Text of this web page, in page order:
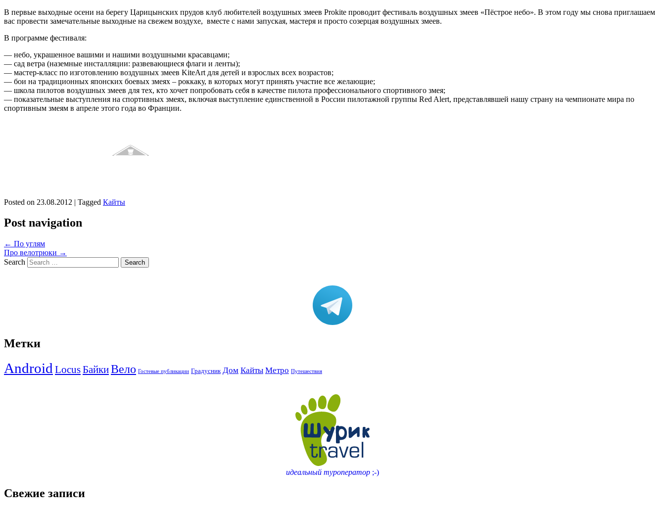
В первые выходные осени на берегу Царицынских прудов клуб любителей воздушных змеев Prokite проводит фестиваль воздушных змеев «Пёстрое небо». В этом году мы снова приглашаем
вас провести замечательные выходные на свежем воздухе, вместе с нами запуская, мастеря и просто созерцая воздушных змеев.
В программе фестиваля:
— небо, украшенное вашими и нашими воздушными красавцами;
— сад ветра (наземные инсталляции: развевающиеся флаги и ленты);
— мастер-класс по изготовлению воздушных змеев KiteArt для детей и взрослых всех возрастов;
— бои на традиционных японских боевых змеях – роккаку, в которых могут принять участие все желающие;
— школа пилотов воздушных змеев для тех, кто хочет попробовать себя в качестве пилота профессионального спортивного змея;
— показательные выступления на спортивных змеях, включая выступление единственной в России пилотажной группы Red Alert, представлявшей нашу страну на чемпионате мира по
спортивным змеям в апреле этого года во Франции.
Posted on 23.08.2012 | Tagged Кайты
Post navigation
← По углям
Про велотрюки →
Search
Метки
Android LocusБайкиВело Гостевые публикации Градусник Дом Кайты Метро Путешествия
идеальный туроператор ;-)
Свежие записи